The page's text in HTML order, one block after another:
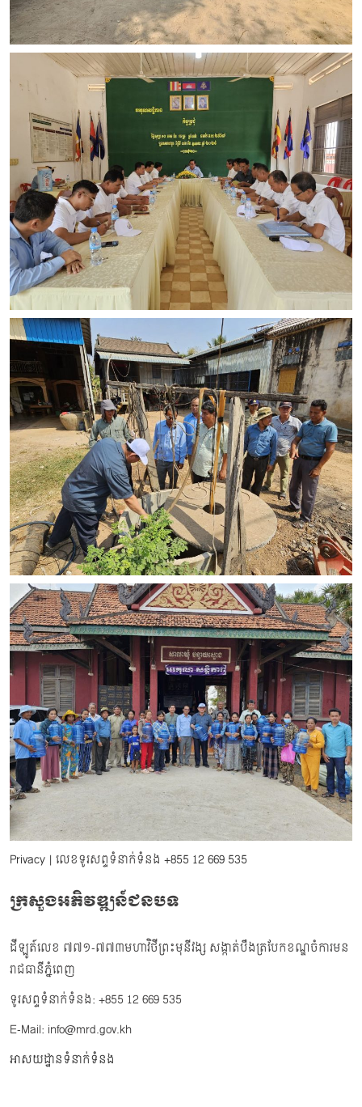
Privacy | លេខទូរសព្ទទំនាក់ទំនង +855 12 669 535
ក្រសួងអភិវឌ្ឍន៍ជនបទ
ដីឡូត៍លេខ ៧៧១-៧៧៣មហាវិថីព្រះមុនីវង្ស សង្កាត់បឹងត្របែកខណ្ឌចំការមន
រាជធានីភ្នំពេញ
ទូរសព្ទទំនាក់ទំនង: +855 12 669 535
E-Mail: info@mrd.gov.kh
អាសយដ្ឋានទំនាក់ទំនង